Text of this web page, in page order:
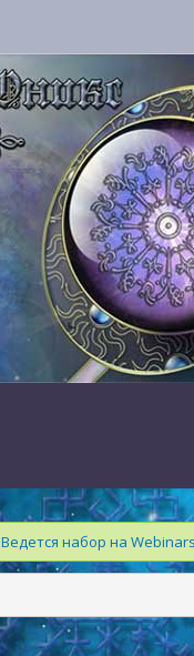
Ведется набор на